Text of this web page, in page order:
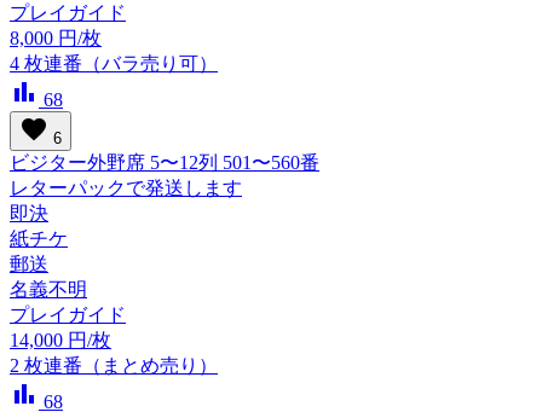
プレイガイド
8,000 円/枚
4 枚連番（バラ売り可）
bar_chart 68
favorite 6
ビジター外野席 5〜12列 501〜560番
レターパックで発送します
即決
紙チケ
郵送
名義不明
プレイガイド
14,000 円/枚
2 枚連番（まとめ売り）
bar_chart 68